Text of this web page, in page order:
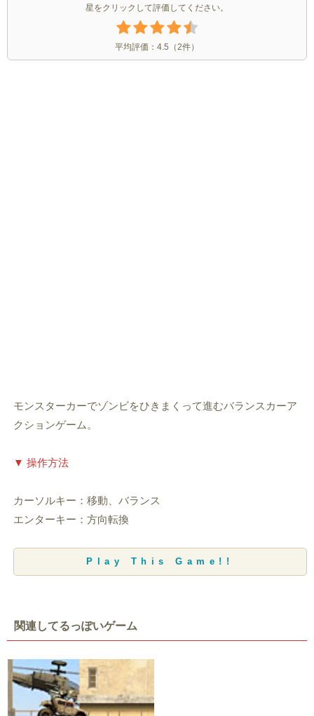
星をクリックして評価してください。
平均評価： 4.5 （2件）
モンスターカーでゾンビをひきまくって進むバランスカーア
クションゲーム。
▼ 操作方法
カーソルキー：移動、バランス
エンターキー：方向転換
Play This Game!!
関連してるっぽいゲーム